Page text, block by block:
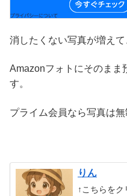
消したくない写真が増え
Amazonフォトにそのまま
す。
プライム会員なら写真は無
りん
↑こちらをク